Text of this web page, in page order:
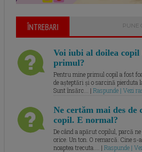
ÎNTREBARI PUNE
Voi iubi al doilea copil
primul?
Pentru mine primul copil a fost
de așteptări și o sarcină pierduta
Sunt însărc... | Raspunde | Vezi
Ne certăm mai des de
copil. E normal?
De când a apărut copilul, parcă
orice. Un ton. O remarcă. Cine s-
noaptea trecuta.... | Raspunde |